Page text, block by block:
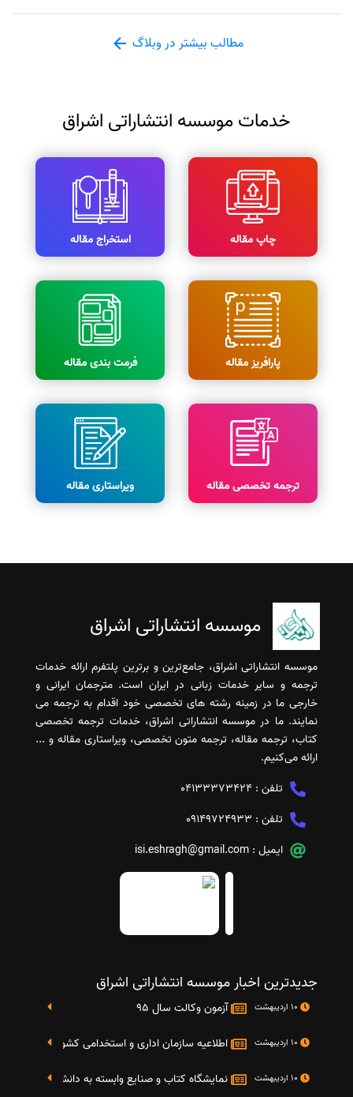
مطالب بیشتر در وبلاگ
خدمات موسسه انتشاراتی اشراق
چاپ مقاله استخراج مقاله
پارافریز مقاله فرمت بندی مقاله
ترجمه تخصصی مقاله ویراستاری مقاله
موسسه انتشاراتی اشراق
موسسه انتشاراتی اشراق، جامع‌ترین و برترین پلتفرم ارائه خدمات
ترجمه و سایر خدمات زبانی در ایران است. مترجمان ایرانی و
خارجی ما در زمینه رشته های تخصصی خود اقدام به ترجمه می
نمایند. ما در موسسه انتشاراتی اشراق، خدمات ترجمه تخصصی
کتاب، ترجمه مقاله، ترجمه متون تخصصی، ویراستاری مقاله و ...
ارائه می‌کنیم.
تلفن : 04133373424
تلفن : 09149724933
ایمیل : isi.eshragh@gmail.com
جدیدترین اخبار موسسه انتشاراتی اشراق
آزمون وکالت سال 95
اطلاعیه سازمان اداری و استخدامی کشور در خصوص
نمایشگاه کتاب و صنایع وابسته به دانشگاه صنعتی شریف 4 الی 8 مهر